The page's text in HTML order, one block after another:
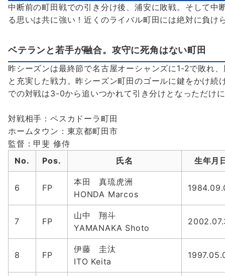
中断前の町田戦での引き分け後、浦安に敗戦。そして
る思いは共に強い！近くのライバル町田には絶対に負け
ベテランと若手が融合。攻守に死角はない町田
昨シーズンは最終節で名古屋オーシャンズに1-2で敗れ
と充実した戦力。昨シーズン町田のゴールに鍵をかけ
での対戦は3-0から追いつかれて引き分けとなっただけ
対戦相手：ペスカドーラ町田
ホームタウン：東京都町田市
監督：甲斐 修侍
No.
Pos. 氏名 生年月
6 FP
本田 真琉虎洲
HONDA Marcos
7 FP
山中 翔斗
YAMANAKA Shoto
8 FP
伊藤 圭汰
ITO Keita